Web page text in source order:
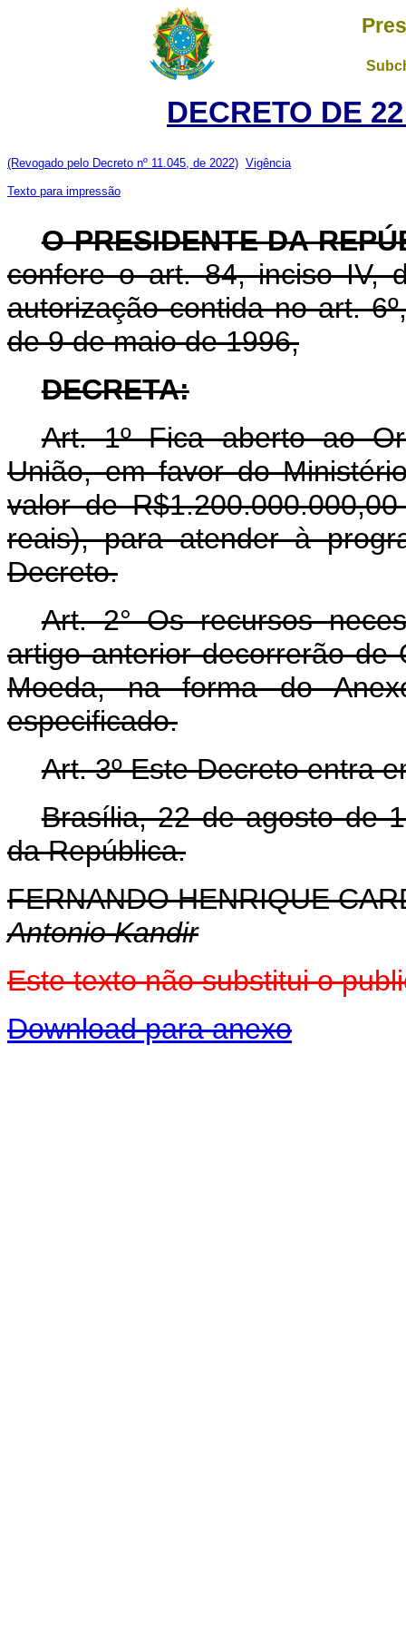
DECRETO DE
(Revogado pelo Decreto nº 11.045, de 2022) Vigência
Texto para impressão
O PRESIDENTE DA
confere o art. 84, inciso IV,
autorização contida no art.
de 9 de maio de 1996,
DECRETA:
Art. 1º Fica aberto ao
União, em favor do
valor de
reais), para atender à
Decreto.
Art. 2° Os recursos
artigo anterior decorrerão de
Moeda, na forma do
especificado.
Art. 3º Este Decreto entra
Brasília, 22 de agosto de
da República.
FERNANDO HENRIQUE
Antonio Kandir
Este texto não substitui o
Download para anexo